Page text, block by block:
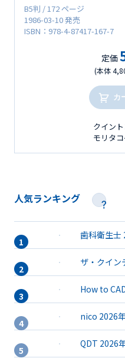
B5判 / 172 ページ
1986-03-10 発売
ISBN：978-4-87417-167-7
定価
(本体
カ
クイン
モリタ
人気ランキング
歯科衛生士
ザ・クイン
How to
nico 2026
QDT 2026